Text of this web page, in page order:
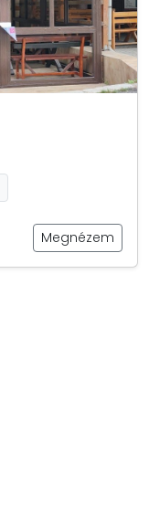
Megnézem